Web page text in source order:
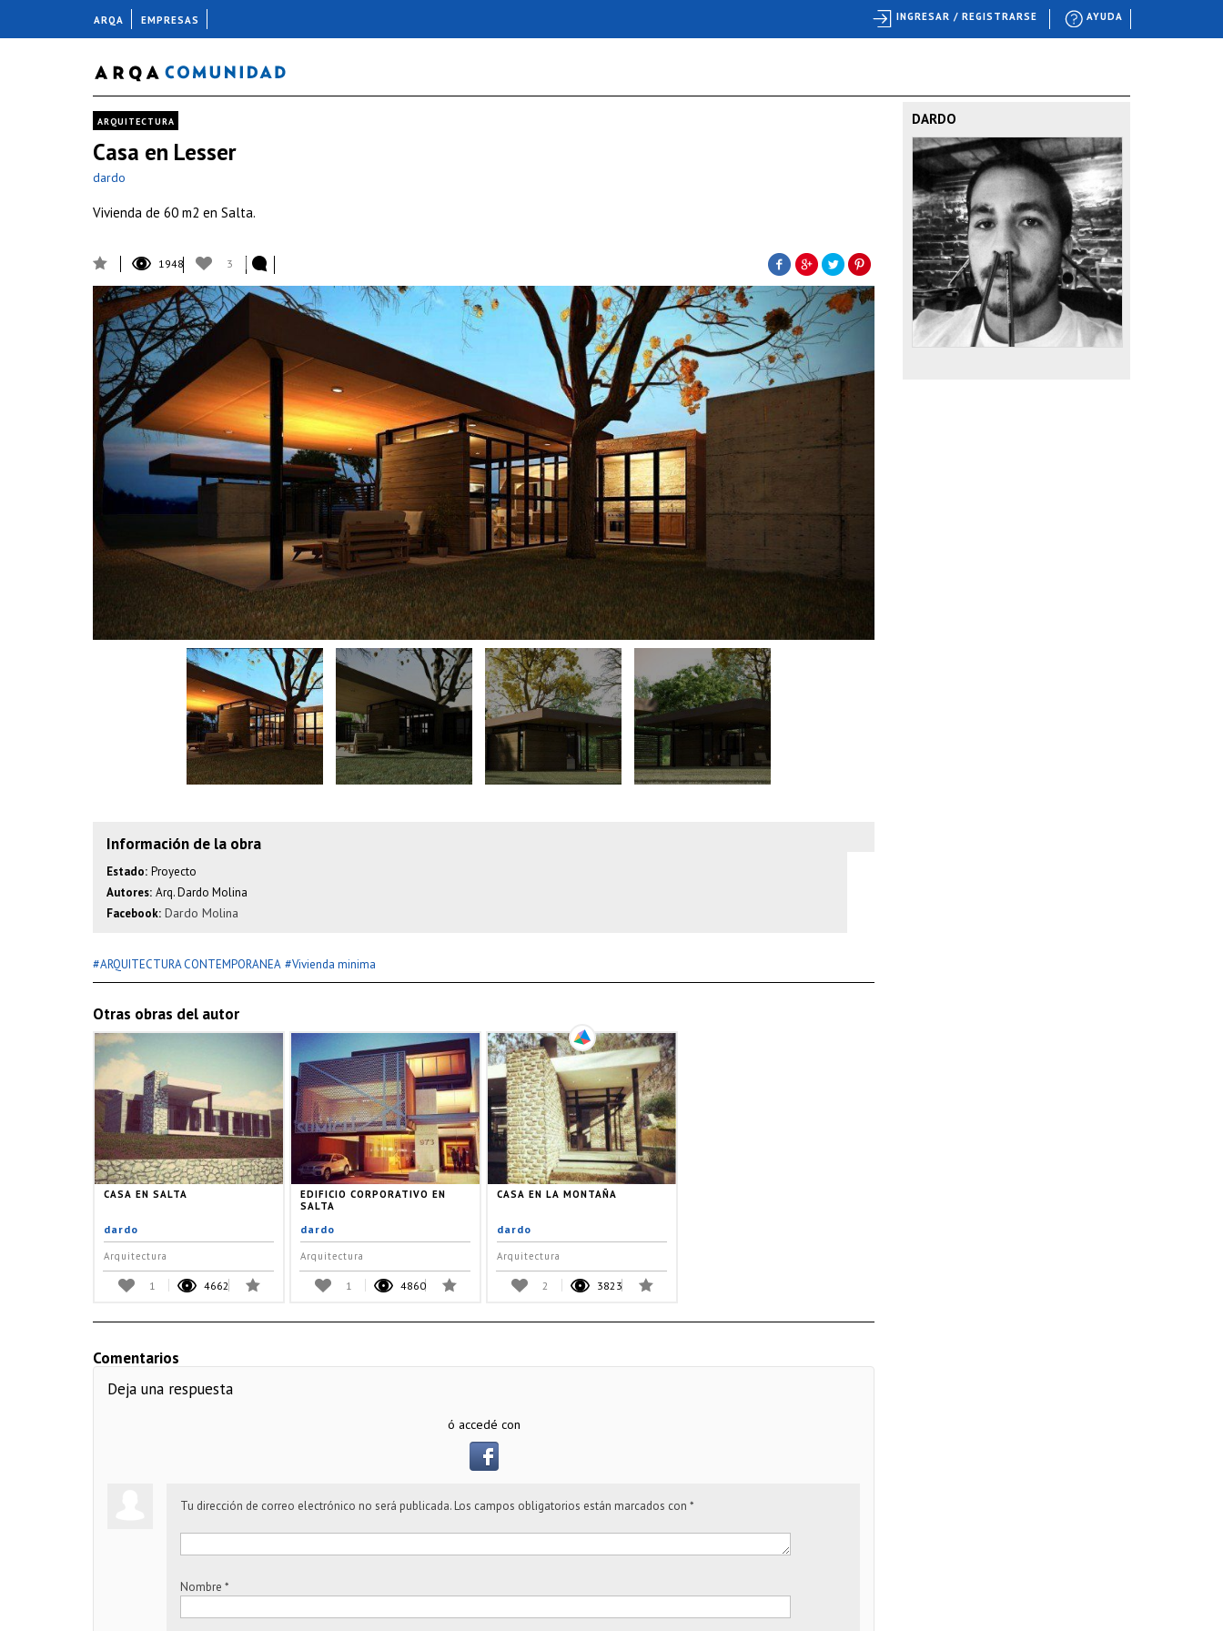
ARQUITECTURA
Casa en Lesser
dardo
Vivienda de 60 m2 en Salta.
1948 3
Información de la obra
Estado: Proyecto
Autores: Arq. Dardo Molina
Facebook: Dardo Molina
#ARQUITECTURA CONTEMPORANEA #Vivienda minima
Otras obras del autor
CASA EN SALTA
dardo
Arquitectura
1 4662
EDIFICIO CORPORATIVO EN
SALTA
dardo
Arquitectura
1 4860
CASA EN LA MONTAÑA
dardo
Arquitectura
2 3823
Comentarios
Deja una respuesta
ó accedé con
Tu dirección de correo electrónico no será publicada. Los campos obligatorios están marcados con *
Nombre *
DARDO
ARQA EMPRESAS AYUDA
INGRESAR / REGISTRARSE